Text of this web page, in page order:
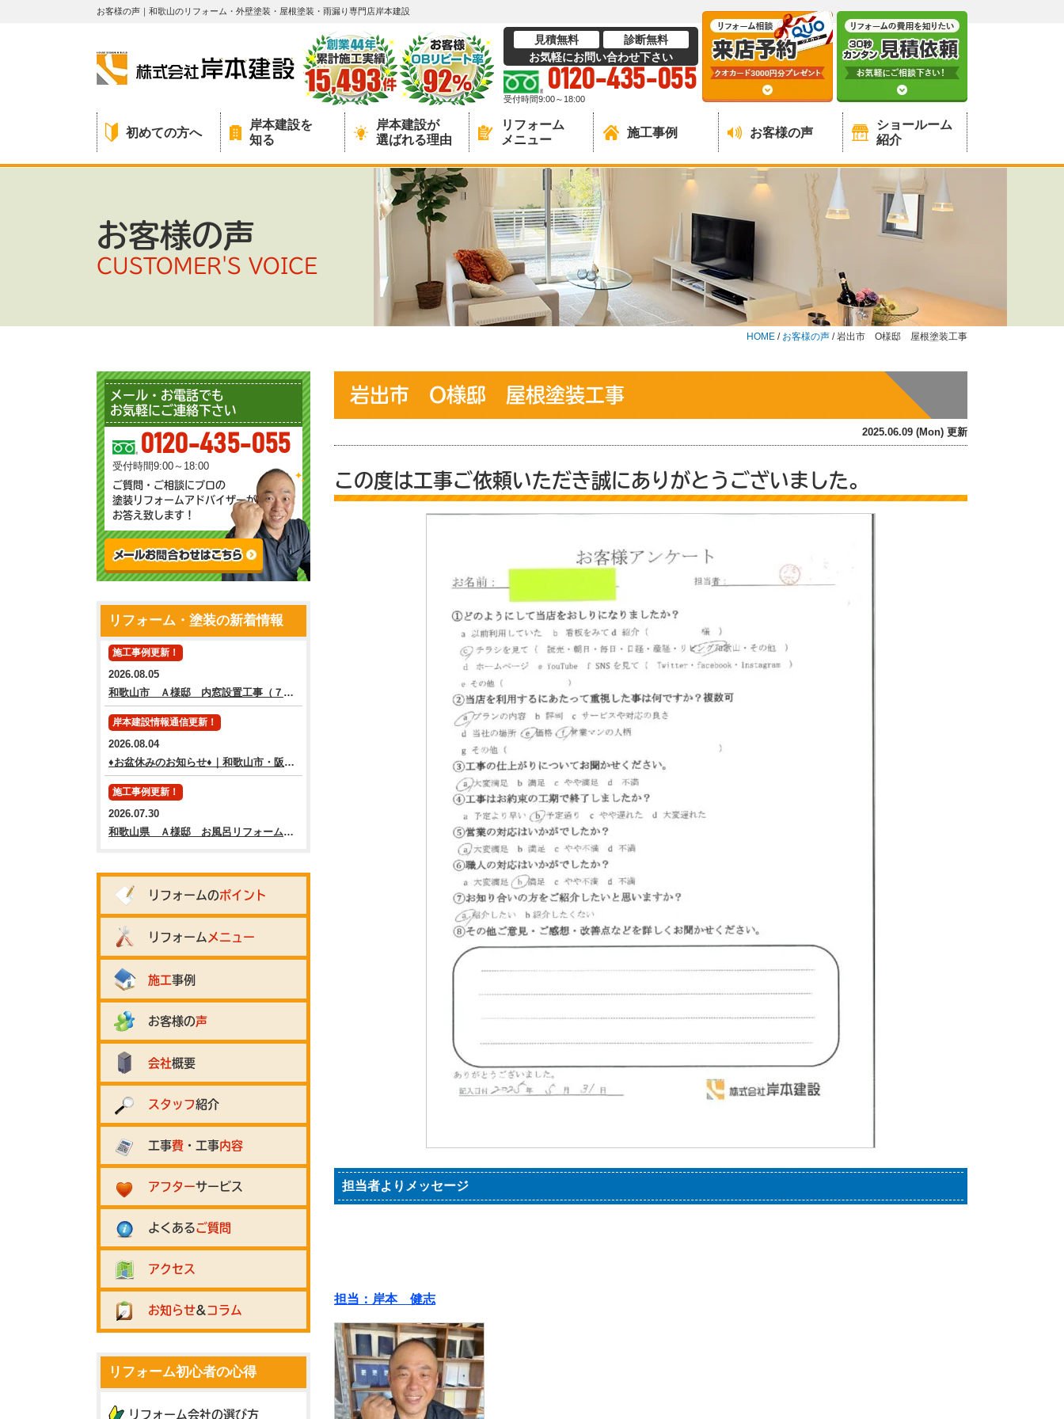
お客様の声｜和歌山のリフォーム・外壁塗装・屋根塗装・雨漏り専門店岸本建設
見積無料
診断無料
お気軽にお問い合わせ下さい
0120-435-055
受付時間9:00～18:00
初めての方へ
岸本建設を
知る
岸本建設が
選ばれる理由
リフォーム
メニュー
施工事例 お客様の声
ショールーム
紹介
お客様の声
CUSTOMER'S VOICE
HOME / お客様の声 /岩出市 O様邸 屋根塗装工事
岩出市 O様邸 屋根塗装工事
2025.06.09 (Mon) 更新
この度は工事ご依頼いただき誠にありがとうございました。
担当者よりメッセージ
担当：岸本 健志
メール・お電話でも
お気軽にご連絡下さい
0120-435-055
受付時間9:00～18:00
ご質問・ご相談にプロの
塗装リフォームアドバイザーが
お答え致します！
リフォーム・塗装の新着情報
施工事例更新！
2026.08.05
和歌山市 Ａ様邸 内窓設置工事（７箇所）
岸本建設情報通信更新！
2026.08.04
♦お盆休みのお知らせ♦｜和歌山市・阪南市・岬町のリフォームと屋根外壁専門店
施工事例更新！
2026.07.30
和歌山県 Ａ様邸 お風呂リフォーム工事
リフォームのポイント
リフォーム メニュー
施工事例
お客様の声
会社概要
スタッフ紹介
工事費 ・工事内容
アフターサービス
よくあるご質問
アクセス
お知らせ& コラム
リフォーム初心者の心得
リフォーム会社の選び方